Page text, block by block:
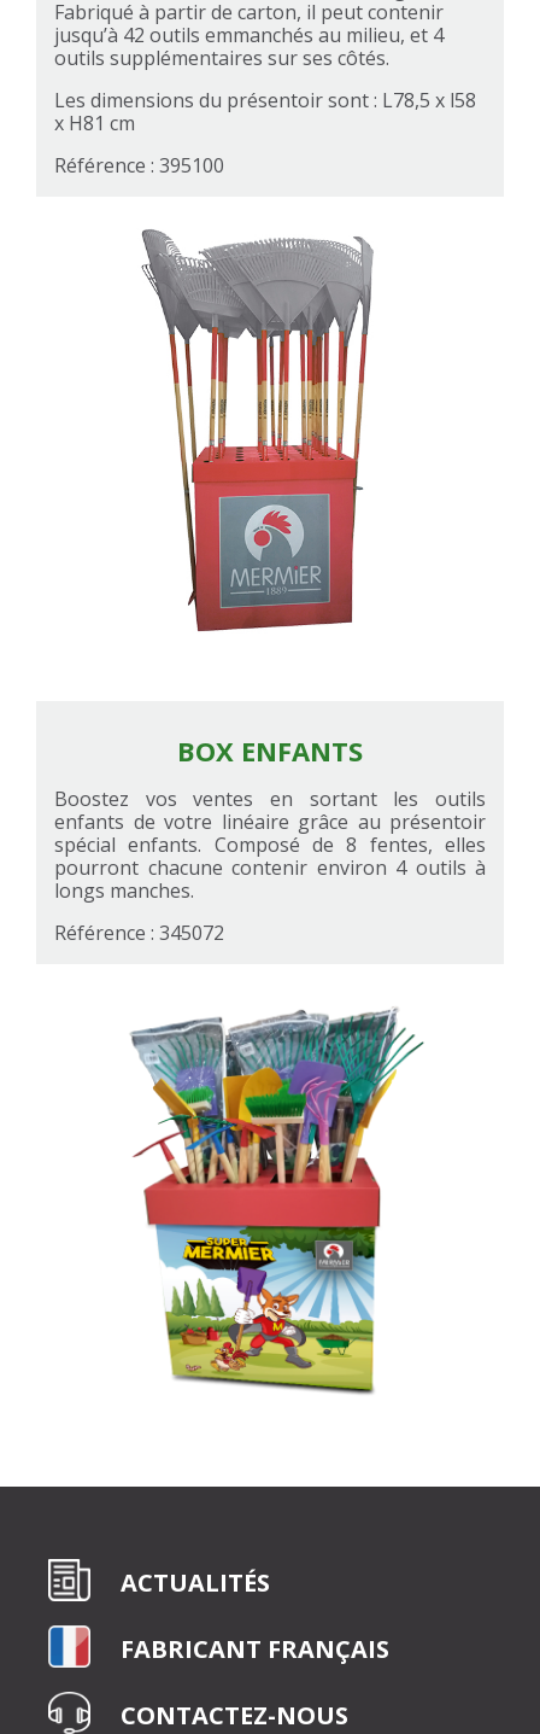
Fabriqué à partir de carton, il peut contenir
jusqu’à 42 outils emmanchés au milieu, et 4
outils supplémentaires sur ses côtés.
Les dimensions du présentoir sont : L78,5 x l58
x H81 cm
Référence : 395100
BOX ENFANTS
Boostez vos ventes en sortant les outils
enfants de votre linéaire grâce au présentoir
spécial enfants. Composé de 8 fentes, elles
pourront chacune contenir environ 4 outils à
longs manches.
Référence : 345072
ACTUALITÉS
FABRICANT FRANÇAIS
CONTACTEZ-NOUS